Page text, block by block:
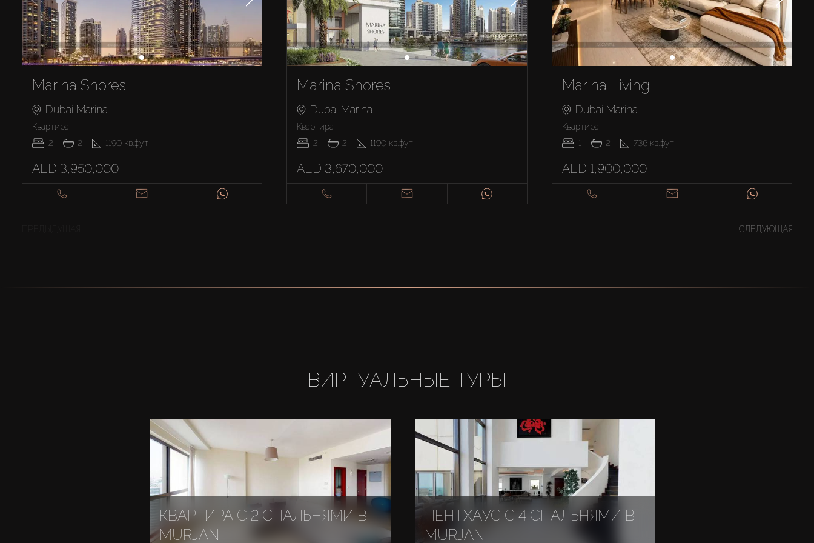
Marina Shores
Dubai Marina
Квартира
2
2 1190 кв.фут
AED 3,950,000
Marina Shores
Dubai Marina
Квартира
2
2 1190 кв.фут
AED 3,670,000
Marina Living
Dubai Marina
Квартира
1
2 736 кв.фут
AED 1,900,000
СЛЕДУЮЩАЯ
ВИРТУАЛЬНЫЕ ТУРЫ
КВАРТИРА С 2 СПАЛЬНЯМИ В
MURJAN
ПЕНТХАУС С 4 СПАЛЬНЯМИ В
MURJAN